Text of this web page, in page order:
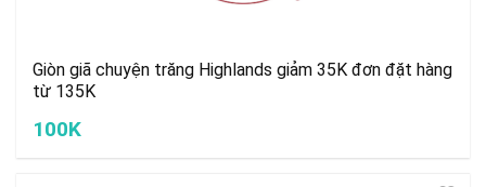
Giòn giã chuyện trăng Highlands giảm 35K đơn đặt hàng
từ 135K
100K